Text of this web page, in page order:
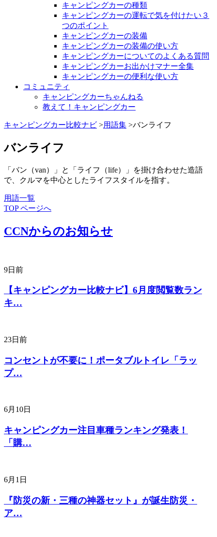
キャンピングカーの種類
キャンピングカーの運転で気を付けたい３
つのポイント
キャンピングカーの装備
キャンピングカーの装備の使い方
キャンピングカーについてのよくある質問
キャンピングカーお出かけマナー全集
キャンピングカーの便利な使い方
コミュニティ
キャンピングカーちゃんねる
教えて！キャンピングカー
キャンピングカー比較ナビ >用語集 >バンライフ
バンライフ
「バン（van）」と「ライフ（life）」を掛け合わせた造語
で、クルマを中心としたライフスタイルを指す。
用語一覧
TOP ページへ
CCNからのお知らせ
9日前
【キャンピングカー比較ナビ】6月度閲覧数ラン
キ…
23日前
コンセントが不要に！ポータブルトイレ「ラッ
プ…
6月10日
キャンピングカー注目車種ランキング発表！
「購…
6月1日
『防災の新・三種の神器セット』が誕生防災・
ア…